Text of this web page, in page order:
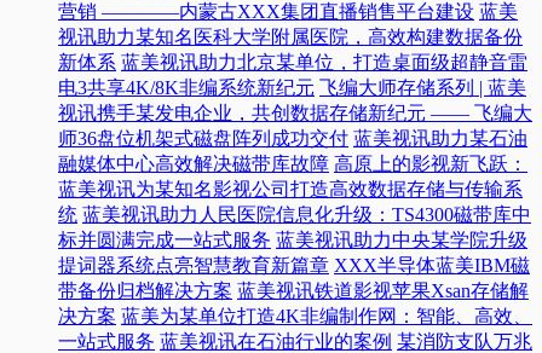
营销 ————内蒙古XXX集团直播销售平台建设 蓝美
视讯助力某知名医科大学附属医院，高效构建数据备份
新体系 蓝美视讯助力北京某单位，打造桌面级超静音雷
电3共享4K/8K非编系统新纪元 飞编大师存储系列 | 蓝美
视讯携手某发电企业，共创数据存储新纪元 —— 飞编大
师36盘位机架式磁盘阵列成功交付 蓝美视讯助力某石油
融媒体中心高效解决磁带库故障 高原上的影视新飞跃：
蓝美视讯为某知名影视公司打造高效数据存储与传输系
统 蓝美视讯助力人民医院信息化升级：TS4300磁带库中
标并圆满完成一站式服务 蓝美视讯助力中央某学院升级
提词器系统点亮智慧教育新篇章 XXX半导体蓝美IBM磁
带备份归档解决方案 蓝美视讯铁道影视苹果Xsan存储解
决方案 蓝美为某单位打造4K非编制作网：智能、高效、
一站式服务 蓝美视讯在石油行业的案例 某消防支队万兆